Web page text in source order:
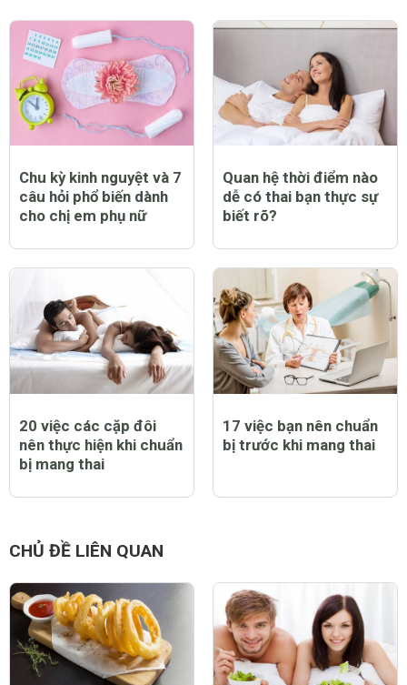
Chu kỳ kinh nguyệt và 7
câu hỏi phổ biến dành
cho chị em phụ nữ
Quan hệ thời điểm nào
dễ có thai bạn thực sự
biết rõ?
20 việc các cặp đôi
nên thực hiện khi chuẩn
bị mang thai
17 việc bạn nên chuẩn
bị trước khi mang thai
CHỦ ĐỀ LIÊN QUAN